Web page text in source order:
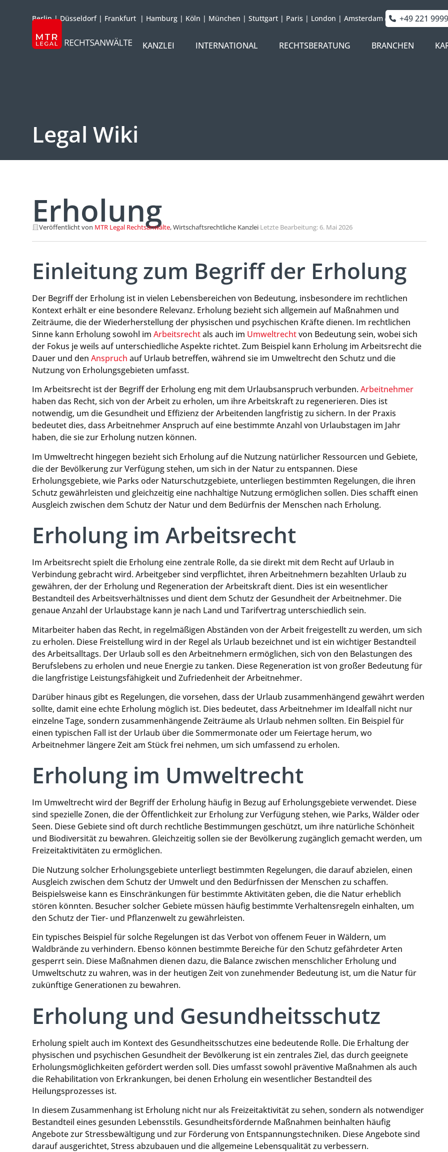
Berlin|Düsseldorf| Frankfurt | Hamburg | Köln | München | Stuttgart | Paris | London | Amsterdam +49 221
KANZLEI
INTERNATIONAL RECHTSBERATUNG BRANCHEN
Legal Wiki
Erholung
Veröffentlicht von MTR Legal Rechtsanwälte, Wirtschaftsrechtliche Kanzlei·Letzte Bearbeitung: 6. Mai 2026
Einleitung zum Begriff der Erholung
Der Begriff der Erholung ist in vielen Lebensbereichen von Bedeutung, insbesondere im rechtlichen
Kontext erhält er eine besondere Relevanz. Erholung bezieht sich allgemein auf Maßnahmen und
Zeiträume, die der Wiederherstellung der physischen und psychischen Kräfte dienen. Im rechtlichen
Sinne kann Erholung sowohl im Arbeitsrechtals auch im Umweltrechtvon Bedeutung sein, wobei sich
der Fokus je weils auf unterschiedliche Aspekte richtet. Zum Beispiel kann Erholung im Arbeitsrecht die
Dauer und den Anspruch auf Urlaub betreffen, während sie im Umweltrecht den Schutz und die
Nutzung von Erholungsgebieten umfasst.
Im Arbeitsrecht ist der Begriff der Erholung eng mit dem Urlaubsanspruch verbunden. Arbeitnehmer
haben das Recht, sich von der Arbeit zu erholen, um ihre Arbeitskraft zu regenerieren. Dies ist
notwendig, um die Gesundheit und Effizienz der Arbeitenden langfristig zu sichern. In der Praxis
bedeutet dies, dass Arbeitnehmer Anspruch auf eine bestimmte Anzahl von Urlaubstagen im Jahr
haben, die sie zur Erholung nutzen können.
Im Umweltrecht hingegen bezieht sich Erholung auf die Nutzung natürlicher Ressourcen und Gebiete,
die der Bevölkerung zur Verfügung stehen, um sich in der Natur zu entspannen. Diese
Erholungsgebiete, wie Parks oder Naturschutzgebiete, unterliegen bestimmten Regelungen, die ihren
Schutz gewährleisten und gleichzeitig eine nachhaltige Nutzung ermöglichen sollen. Dies schafft einen
Ausgleich zwischen dem Schutz der Natur und dem Bedürfnis der Menschen nach Erholung.
Erholung im Arbeitsrecht
Im Arbeitsrecht spielt die Erholung eine zentrale Rolle, da sie direkt mit dem Recht auf Urlaub in
Verbindung gebracht wird. Arbeitgeber sind verpflichtet, ihren Arbeitnehmern bezahlten Urlaub zu
gewähren, der der Erholung und Regeneration der Arbeitskraft dient. Dies ist ein wesentlicher
Bestandteil des Arbeitsverhältnisses und dient dem Schutz der Gesundheit der Arbeitnehmer. Die
genaue Anzahl der Urlaubstage kann je nach Land und Tarifvertrag unterschiedlich sein.
Mitarbeiter haben das Recht, in regelmäßigen Abständen von der Arbeit freigestellt zu werden, um sich
zu erholen. Diese Freistellung wird in der Regel als Urlaub bezeichnet und ist ein wichtiger Bestandteil
des Arbeitsalltags. Der Urlaub soll es den Arbeitnehmern ermöglichen, sich von den Belastungen des
Berufslebens zu erholen und neue Energie zu tanken. Diese Regeneration ist von großer Bedeutung für
die langfristige Leistungsfähigkeit und Zufriedenheit der Arbeitnehmer.
Darüber hinaus gibt es Regelungen, die vorsehen, dass der Urlaub zusammenhängend gewährt werden
sollte, damit eine echte Erholung möglich ist. Dies bedeutet, dass Arbeitnehmer im Idealfall nicht nur
einzelne Tage, sondern zusammenhängende Zeiträume als Urlaub nehmen sollten. Ein Beispiel für
einen typischen Fall ist der Urlaub über die Sommermonate oder um Feiertage herum, wo
Arbeitnehmer längere Zeit am Stück frei nehmen, um sich umfassend zu erholen.
Erholung im Umweltrecht
Im Umweltrecht wird der Begriff der Erholung häufig in Bezug auf Erholungsgebiete verwendet. Diese
sind spezielle Zonen, die der Öffentlichkeit zur Erholung zur Verfügung stehen, wie Parks, Wälder oder
Seen. Diese Gebiete sind oft durch rechtliche Bestimmungen geschützt, um ihre natürliche Schönheit
und Biodiversität zu bewahren. Gleichzeitig sollen sie der Bevölkerung zugänglich gemacht werden, um
Freizeitaktivitäten zu ermöglichen.
Die Nutzung solcher Erholungsgebiete unterliegt bestimmten Regelungen, die darauf abzielen, einen
Ausgleich zwischen dem Schutz der Umwelt und den Bedürfnissen der Menschen zu schaffen.
Beispielsweise kann es Einschränkungen für bestimmte Aktivitäten geben, die die Natur erheblich
stören könnten. Besucher solcher Gebiete müssen häufig bestimmte Verhaltensregeln einhalten, um
den Schutz der Tier- und Pflanzenwelt zu gewährleisten.
Ein typisches Beispiel für solche Regelungen ist das Verbot von offenem Feuer in Wäldern, um
Waldbrände zu verhindern. Ebenso können bestimmte Bereiche für den Schutz gefährdeter Arten
gesperrt sein. Diese Maßnahmen dienen dazu, die Balance zwischen menschlicher Erholung und
Umweltschutz zu wahren, was in der heutigen Zeit von zunehmender Bedeutung ist, um die Natur für
zukünftige Generationen zu bewahren.
Erholung und Gesundheitsschutz
Erholung spielt auch im Kontext des Gesundheitsschutzes eine bedeutende Rolle. Die Erhaltung der
physischen und psychischen Gesundheit der Bevölkerung ist ein zentrales Ziel, das durch geeignete
Erholungsmöglichkeiten gefördert werden soll. Dies umfasst sowohl präventive Maßnahmen als auch
die Rehabilitation von Erkrankungen, bei denen Erholung ein wesentlicher Bestandteil des
Heilungsprozesses ist.
In diesem Zusammenhang ist Erholung nicht nur als Freizeitaktivität zu sehen, sondern als notwendiger
Bestandteil eines gesunden Lebensstils. Gesundheitsfördernde Maßnahmen beinhalten häufig
Angebote zur Stressbewältigung und zur Förderung von Entspannungstechniken. Diese Angebote sind
darauf ausgerichtet, Stress abzubauen und die allgemeine Lebensqualität zu verbessern.